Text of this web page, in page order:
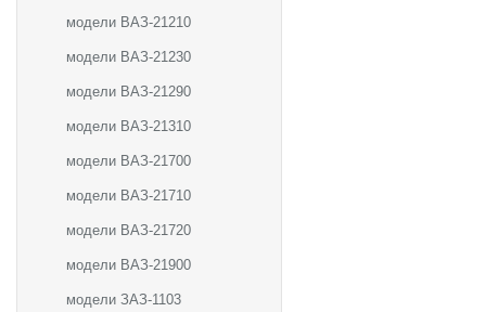
модели ВАЗ-21210
модели ВАЗ-21230
модели ВАЗ-21290
модели ВАЗ-21310
модели ВАЗ-21700
модели ВАЗ-21710
модели ВАЗ-21720
модели ВАЗ-21900
модели ЗАЗ-1103